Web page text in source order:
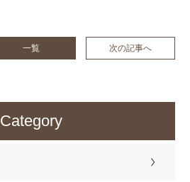
一覧 次の記事へ
Category